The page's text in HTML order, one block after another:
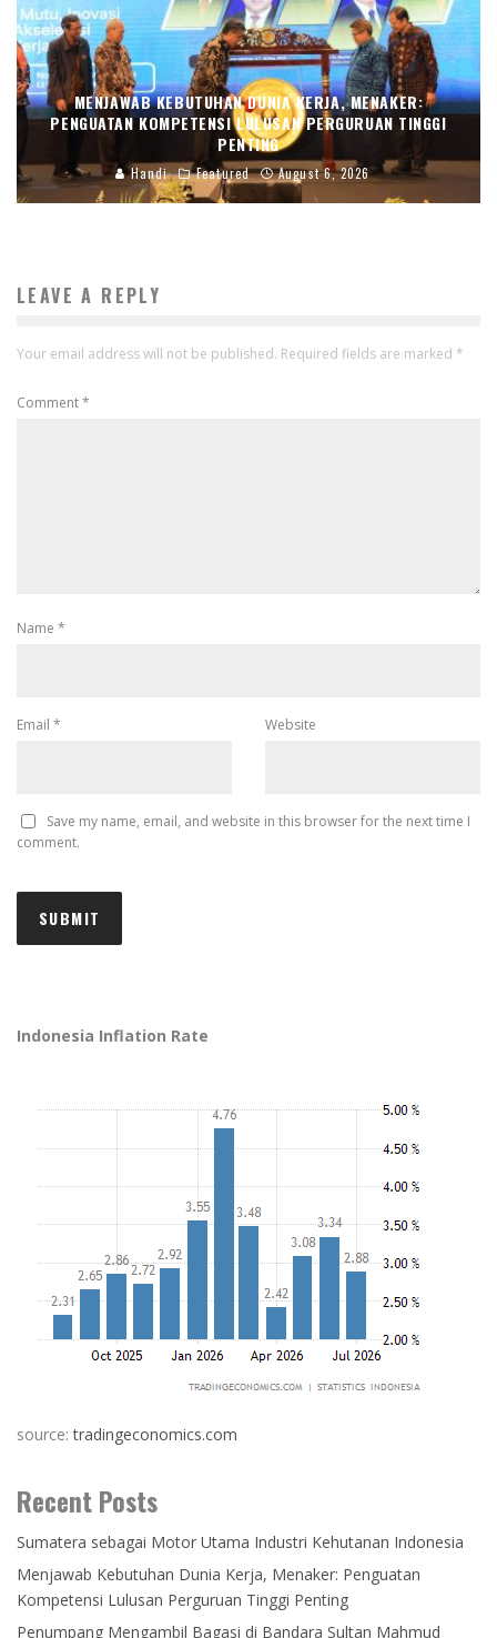
MENJAWAB KEBUTUHAN DUNIA KERJA, MENAKER:
PENGUATAN KOMPETENSI LULUSAN PERGURUAN TINGGI
PENTING
Handi Featured August 6, 2026
LEAVE A REPLY
Your email address will not be published. Required fields are marked *
Comment*
Name *
Email * Website
Save my name, email, and website in this browser for the next time I
comment.
Indonesia Inflation Rate
source:tradingeconomics.com
Recent Posts
Sumatera sebagai Motor Utama Industri Kehutanan Indonesia
Menjawab Kebutuhan Dunia Kerja, Menaker: Penguatan
Kompetensi Lulusan Perguruan Tinggi Penting
Penumpang Mengambil Bagasi di Bandara Sultan Mahmud